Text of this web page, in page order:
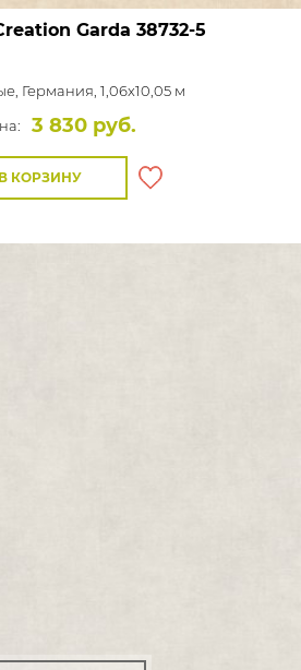
Garda 38732-5
Германия, 1,06x10,05 м
3 830 руб.
В КОРЗИНУ